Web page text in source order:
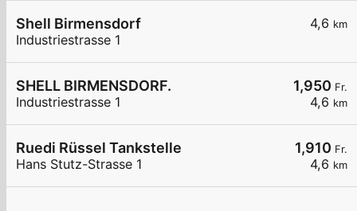
4,6 km
Shell Birmensdorf
Industriestrasse 1
1,950 Fr.
4,6 km
SHELL BIRMENSDORF.
Industriestrasse 1
1,910 Fr.
4,6 km
Ruedi Rüssel Tankstelle
Hans Stutz-Strasse 1